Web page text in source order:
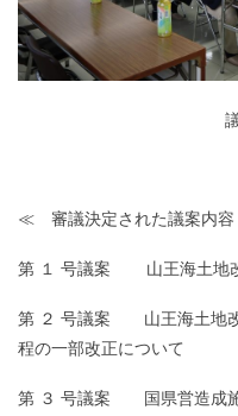
≪ 審議決定された議案内
第 １ 号議案 山王海土地改
第 ２ 号議案 山王海土地改
程の一部改正について
第 ３ 号議案 国県営造成施